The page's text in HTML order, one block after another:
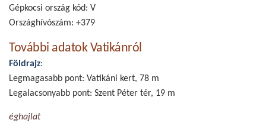
Gépkocsi ország kód: V
Országhívószám: +379
További adatok Vatikánról
Földrajz:
Legmagasabb pont: Vatikáni kert, 78 m
Legalacsonyabb pont: Szent Péter tér, 19 m
éghajlat